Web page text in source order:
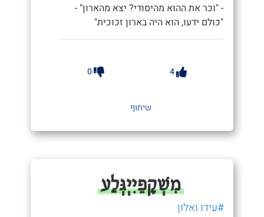
- "וכר את ההוא מהיסודי? יצא מהארון" -
"כולם ידעו, הוא היה בארון זכוכית"
4
0
שיתוף
מִשְׁקָפֵיִיְגְּלַע
#עידו ואלון